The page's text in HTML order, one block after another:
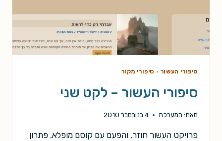
סיפורי העשור · סיפורי מקור
סיפורי העשור – לקט שני
מאת: המערכת 4 בנובמבר 2010
פרויקט העשור חוזר, והפעם עם קוסם מופלא, פתרון